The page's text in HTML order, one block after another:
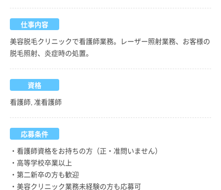
仕事内容
美容脱毛クリニックで看護師業務。レーザー照射業務、お客様の
脱毛照射、炎症時の処置。
資格
看護師, 准看護師
応募条件
・看護師資格をお持ちの方（正・准問いません）
・高等学校卒業以上
・第二新卒の方も歓迎
・美容クリニック業務未経験の方も応募可